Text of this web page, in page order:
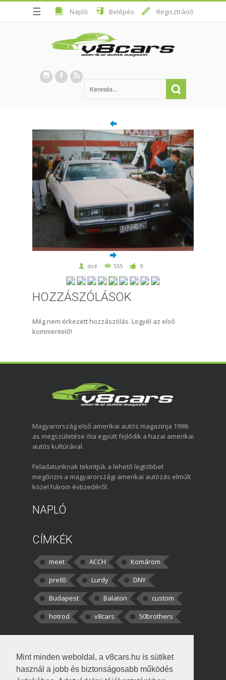
Mint minden weboldal, a v8cars.hu is sütiket
használ a jobb és biztonságosabb működés
☰ Napló Belépés Regisztráció
dzé 555 0
HOZZÁSZÓLÁSOK
Még nem érkezett hozzászólás. Legyél az első
kommentelő!
Magyarország első amerikai autós magazinja 1998-
as megszületése óta együtt fejlődik a hazai amerikai
autós kultúrával.
Feladatunknak tekintjük a lehető legtöbbet
megőrizni a magyarországi amerikai autózás elmúlt
közel három évtizedéről.
NAPLÓ
CÍMKÉK
meet ACCH
Komárom
pre65
Lurdy
DNY
Budapest
Balaton
custom
hotrod
v8cars 50brothers
kortisz:Elszúrtam! Én csak két
darabbaal számoltam. Nem tudtam, hogy fél autót,